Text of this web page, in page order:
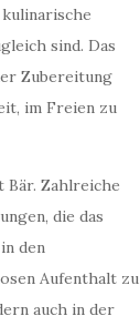
sind. Das
Zubereitung
im Freien zu
Bär. Zahlreiche
die das
den
Aufenthalt zu
auch in der